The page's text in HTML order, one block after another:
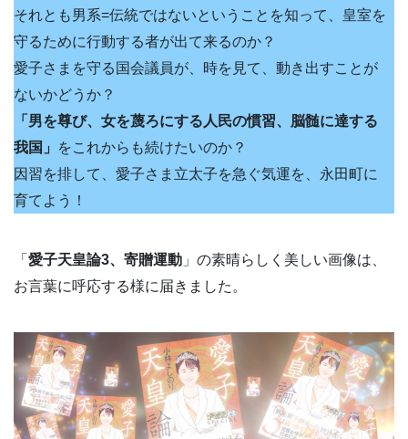
それとも男系=伝統ではないということを知って、皇室を
守るために行動する者が出て来るのか？
愛子さまを守る国会議員が、時を見て、動き出すことが
ないかどうか？
「男を尊び、女を蔑ろにする人民の慣習、脳髄に達する
我国」 をこれからも続けたいのか？
因習を排して、愛子さま立太子を急ぐ気運を、永田町に
育てよう！
「 愛子天皇論3、寄贈運動 」の素晴らしく美しい画像は、
お言葉に呼応する様に届きました。